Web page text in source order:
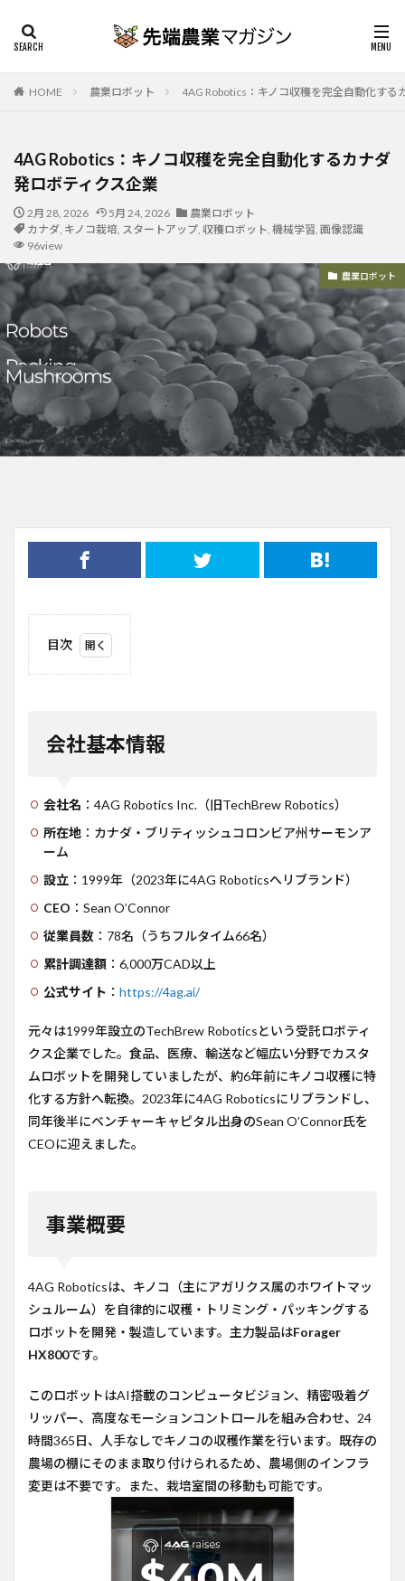
HOME 農業ロボット 4AG Robotics：キノコ収穫を完全自動化する
4AG Robotics：キノコ収穫を完全自動化するカナダ
発ロボティクス企業
2月 28, 2026 5月 24, 2026
農業ロボット
カナダ, キノコ栽培, スタートアップ, 収穫ロボット, 機械学習, 画像認識
96view
農業ロボット
目次
2
3
どう
いう
課題
をど
決し
るか
3.1
キノ
抱え
る課
題
3.2
4AG
のアプ
ビジ
ネス
5
今後
の計
画
コメ
ント
7
URL
会社基本情報
会社名 ：4AG Robotics Inc.（旧TechBrew Robotics）
所在地 ：カナダ・ブリティッシュコロンビア州サーモンア
ーム
設立 ：1999年（2023年に4AG Roboticsへリブランド）
CEO ：Sean O’Connor
従業員数 ：78名（うちフルタイム66名）
累計調達額 ：6,000万CAD以上
公式サイト ： https://4ag.ai/
元々は1999年設立のTechBrew Roboticsという受託ロボティ
クス企業でした。食品、医療、輸送など幅広い分野でカスタ
ムロボットを開発していましたが、約6年前にキノコ収穫に特
化する方針へ転換。2023年に4AG Roboticsにリブランドし、
同年後半にベンチャーキャピタル出身のSean O’Connor氏を
CEOに迎えました。
事業概要
4AG Roboticsは、キノコ（主にアガリクス属のホワイトマッ
シュルーム）を自律的に収穫・トリミング・パッキングする
ロボットを開発・製造しています。主力製品はForager
HX800です。
このロボットはAI搭載のコンピュータビジョン、精密吸着グ
リッパー、高度なモーションコントロールを組み合わせ、24
時間365日、人手なしでキノコの収穫作業を行います。既存の
農場の棚にそのまま取り付けられるため、農場側のインフラ
変更は不要です。また、栽培室間の移動も可能です。